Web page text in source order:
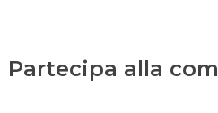
Partecipa alla